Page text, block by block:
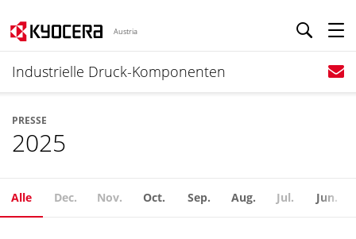
Austria
Industrielle Druck-Komponenten
PRESSE
2025
Alle Dec. Nov. Oct. Sep. Aug. Jul. Jun.